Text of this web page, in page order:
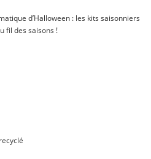
d’Halloween : les kits saisonniers
fil des saisons !